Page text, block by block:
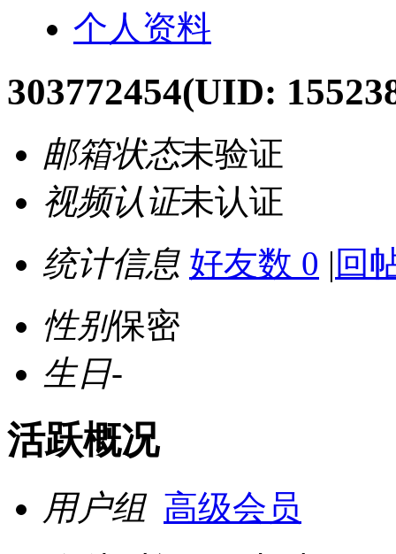
个人资料
303772454(UID:
邮箱状态未验证
视频认证未认证
统计信息 好友数 0 | 回
性别保密
生日-
活跃概况
用户组 高级会员